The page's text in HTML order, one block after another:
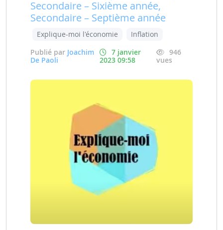
Secondaire – Sixième année,
Secondaire – Septième année
Explique-moi l'économie
Inflation
Publié par Joachim
De Paoli
7 janvier
2023 09:58
946
vues